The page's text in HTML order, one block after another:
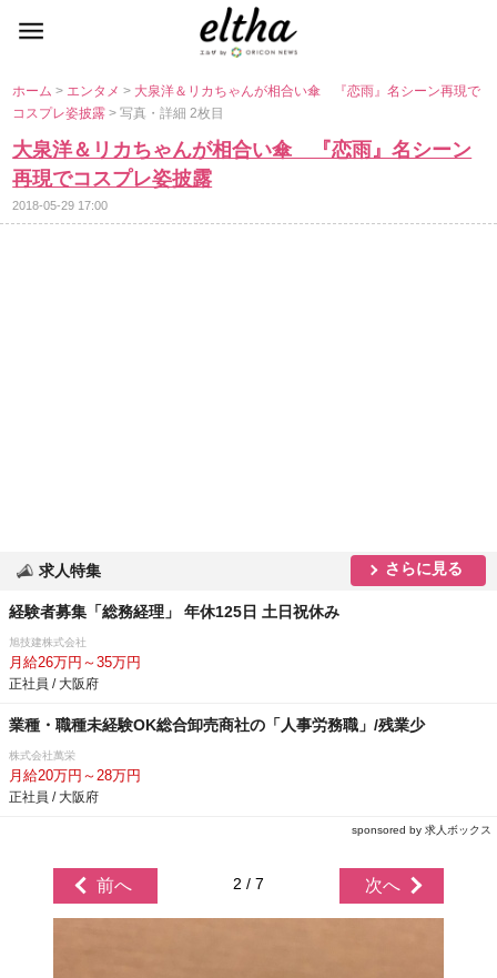
ホーム> エンタメ> 大泉洋＆リカちゃんが相合い傘 『恋雨』名シーン再現で
コスプレ姿披露> 写真・詳細 2枚目
大泉洋＆リカちゃんが相合い傘 『恋雨』名シーン
再現でコスプレ姿披露
2018-05-29 17:00
求人特集 さらに見る
経験者募集「総務経理」 年休125日 土日祝休み
旭技建株式会社
月給26万円～35万円
正社員 / 大阪府
業種・職種未経験OK総合卸売商社の「人事労務職」/残業少
株式会社萬栄
月給20万円～28万円
正社員 / 大阪府
sponsored by 求人ボックス
前へ 2 / 7 次へ